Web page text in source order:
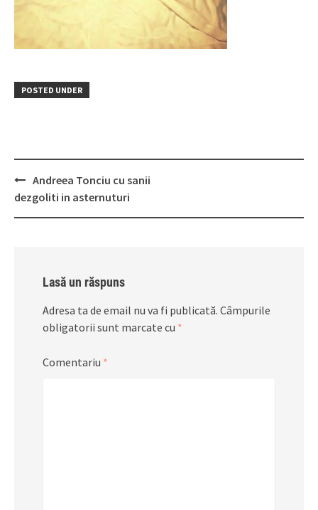
POSTED UNDER
Post
navigation
Andreea Tonciu cu sanii
dezgoliti in asternuturi
Lasă un răspuns
Adresa ta de email nu va fi publicată. Câmpurile
obligatorii sunt marcate cu *
Comentariu *